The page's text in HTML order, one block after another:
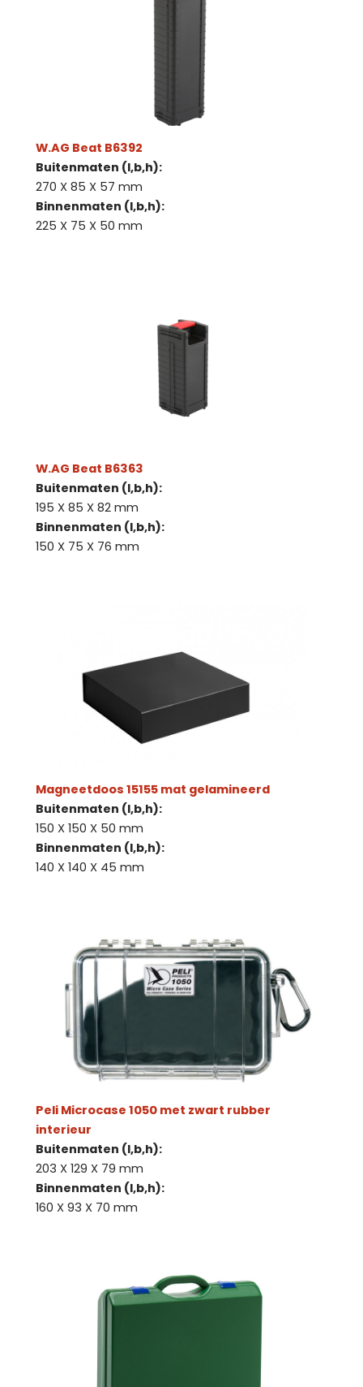
W.AG Beat B6392
Buitenmaten (l,b,h):
270 X 85 X 57 mm
Binnenmaten (l,b,h):
225 X 75 X 50 mm
W.AG Beat B6363
Buitenmaten (l,b,h):
195 X 85 X 82 mm
Binnenmaten (l,b,h):
150 X 75 X 76 mm
Magneetdoos 15155 mat gelamineerd
Buitenmaten (l,b,h):
150 X 150 X 50 mm
Binnenmaten (l,b,h):
140 X 140 X 45 mm
Peli Microcase 1050 met zwart rubber
interieur
Buitenmaten (l,b,h):
203 X 129 X 79 mm
Binnenmaten (l,b,h):
160 X 93 X 70 mm